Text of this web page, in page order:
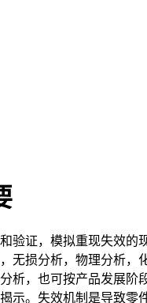
证，模拟重现失效的
无损分析，物理分析，
，也可按产品发展阶
示。失效机制是导致